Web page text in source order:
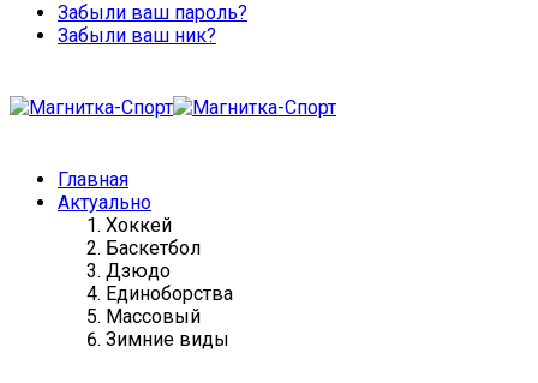
Забыли ваш пароль?
Забыли ваш ник?
Главная
Актуально
Хоккей
Баскетбол
Дзюдо
Единоборства
Массовый
Зимние виды